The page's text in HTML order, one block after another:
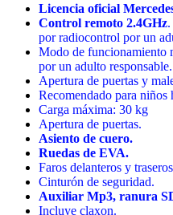
Licencia oficial
Control remoto 2.4GHz
por radiocontrol por un
Modo de funcionamiento
por un adulto responsable.
Apertura de puertas y
Recomendado para niños
Carga máxima: 30 kg
Apertura de puertas.
Asiento de cuero.
Ruedas de EVA.
Faros delanteros y
Cinturón de seguridad.
Auxiliar Mp3, ranura
Incluye claxon.